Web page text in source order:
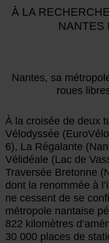
À LA
NANTES
Nantes, sa
roues
À la croisée de deux
Vélodyssée
6), La Régalante
Vélidéale (Lac de
Traversée Bretonne
dont la renommée à
ne cessent de se
métropole nantaise
822 kilomètres
30 000 places de